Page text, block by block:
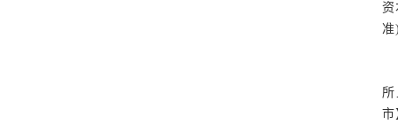
资
准
市